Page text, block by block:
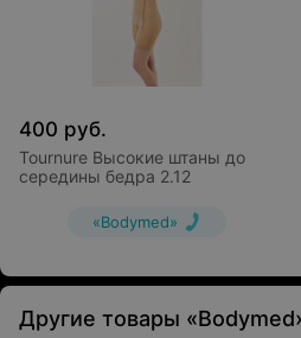
400 руб.
Tournure Высокие штаны до
середины бедра 2.12
«Bodymed»
Другие товары